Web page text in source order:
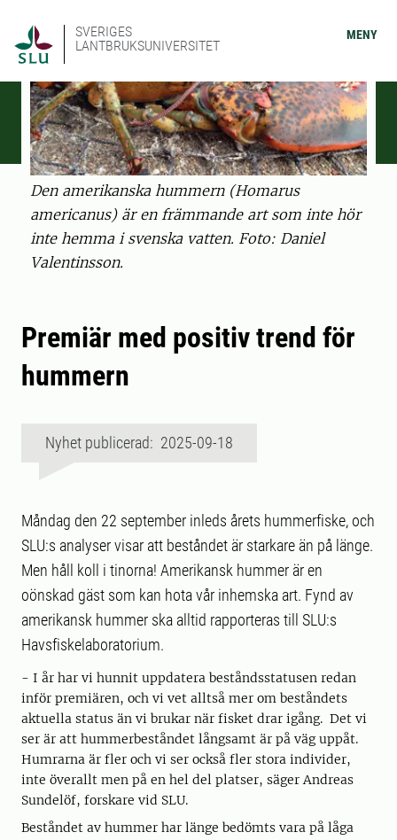
SVERIGES
LANTBRUKSUNIVERSITET
MENY
Den amerikanska hummern (Homarus
americanus) är en främmande art som inte hör
inte hemma i svenska vatten. Foto: Daniel
Valentinsson.
Premiär med positiv trend för
hummern
Nyhet publicerad: 2025-09-18
Måndag den 22 september inleds årets hummerfiske, och
SLU:s analyser visar att beståndet är starkare än på länge.
Men håll koll i tinorna! Amerikansk hummer är en
oönskad gäst som kan hota vår inhemska art. Fynd av
amerikansk hummer ska alltid rapporteras till SLU:s
Havsfiskelaboratorium.
- I år har vi hunnit uppdatera beståndsstatusen redan
inför premiären, och vi vet alltså mer om beståndets
aktuella status än vi brukar när fisket drar igång. Det vi
ser är att hummerbeståndet långsamt är på väg uppåt.
Humrarna är fler och vi ser också fler stora individer,
inte överallt men på en hel del platser, säger Andreas
Sundelöf, forskare vid SLU.
Beståndet av hummer har länge bedömts vara på låga